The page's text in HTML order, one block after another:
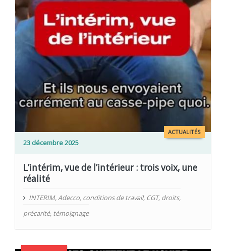
ACTUALITÉS
23 décembre 2025
L’intérim, vue de l’intérieur : trois voix, une
réalité
INTERIM,Adecco, conditions de travail, CGT, droits,
précarité, témoignage